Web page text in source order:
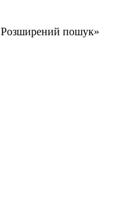
Розширений пошук»